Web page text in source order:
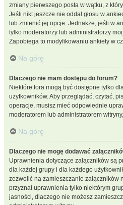
zmiany pierwszego posta w wątku, z
Jeśli nikt jeszcze nie oddał głosu w
lub zmienić jej opcje. Jednakże, jeśli w
tylko moderatorzy lub administratorzy
Zapobiega to modyfikowaniu ankiety w
Na górę
Dlaczego nie mam dostępu do forum?
Niektóre fora mogą być dostępne tylko
użytkowników. Aby przeglądać, czytać,
operacje, musisz mieć odpowiednie
moderatorem lub administratorem
Na górę
Dlaczego nie mogę dodawać
Uprawnienia dotyczące załączników są
dla każdej grupy i dla każdego
zezwolić na zamieszczanie załączników
przyznał uprawnienia tylko niektórym
jasności, dlaczego nie możesz